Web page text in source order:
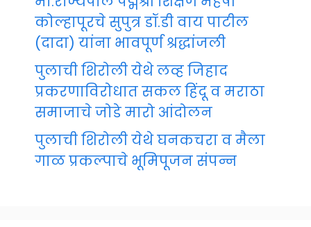
कोल्हापूरचे सुपुत्र डॉ.डी वाय पाटील
(दादा) यांना भावपूर्ण श्रद्धांजली
पुलाची शिरोली येथे लव्ह जिहाद
प्रकरणाविरोधात सकल हिंदू व मराठा
समाजाचे जोडे मारो आंदोलन
पुलाची शिरोली येथे घनकचरा व मैला
गाळ प्रकल्पाचे भूमिपूजन संपन्न